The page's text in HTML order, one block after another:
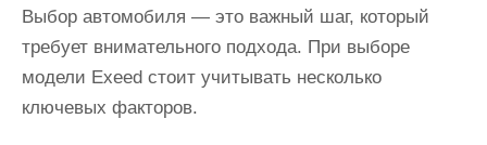
Выбор автомобиля — это важный шаг, который
требует внимательного подхода. При выборе
модели Exeed стоит учитывать несколько
ключевых факторов.